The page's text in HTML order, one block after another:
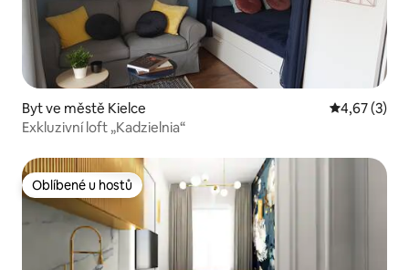
Byt ve městě Kielce Průměrné
4,67 (3)
Exkluzivní loft „Kadzielnia“
Oblíbené u hostů
Oblíbené u hostů